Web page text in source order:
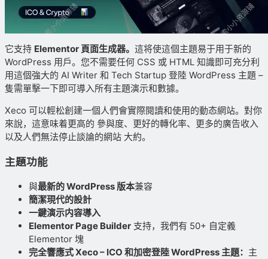
它支持 Elementor 頁面生成器。 這将使這個主題易于用于新的
WordPress 用戶。您不需要任何 CSS 或 HTML 知識即可充分利
用這個強大的 AI Writer 和 Tech Startup 登陸 WordPress 主題 –
隻需單擊一下即可導入所有主題演示和數據。
Xeco 可以輕松創建一個人們會實際閱讀和使用的動态網站。對你
來說，這意味着更高的 參與度、更好的轉化率、更多的廣告收入
以及人們無法停止談論的網站 大約。
主題功能
與最新的 WordPress 版本兼容
簡潔現代的設計
一鍵演示内容導入
Elementor Page Builder 支持，我們有 50+ 自定義
Elementor 塊
完全響應式 Xeco – ICO 和加密登陸 WordPress 主題： 主